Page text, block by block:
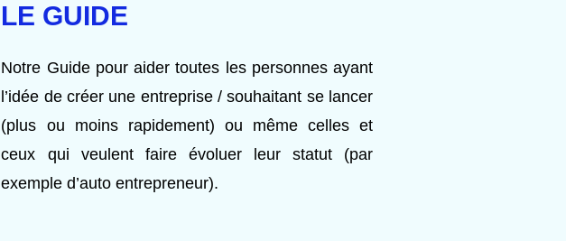
LE GUIDE
Notre Guide pour aider toutes les personnes ayant
l’idée de créer une entreprise / souhaitant se lancer
(plus ou moins rapidement) ou même celles et
ceux qui veulent faire évoluer leur statut (par
exemple d’auto entrepreneur).